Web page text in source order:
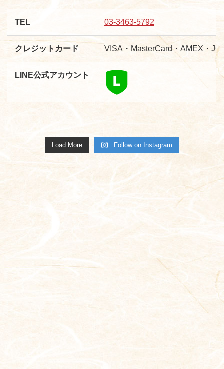
TEL 03-3463-5792
クレジットカード VISA・MasterCard・AMEX・
LINE公式アカウント
10月 24
10月 22
7月 4
shibuyaraku
3月 11
shibuyaraku
1月 19
shibuyaraku
1月 13
shibuyaraku
1月 12
shibuyaraku
Load More Follow on Instagram